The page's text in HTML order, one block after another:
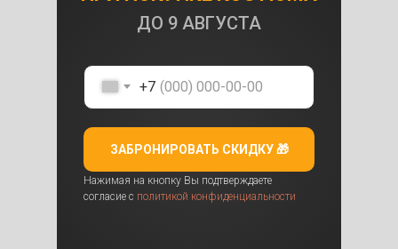
ДО 9 АВГУСТА
+7
ЗАБРОНИРОВАТЬ СКИДКУ 🎁
Нажимая на кнопку Вы подтверждаете
согласие с политикой конфиденциальности